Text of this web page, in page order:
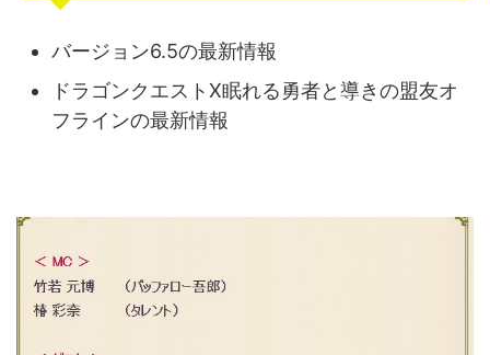
バージョン6.5の最新情報
ドラゴンクエストX眠れる勇者と導きの盟友オ
フラインの最新情報